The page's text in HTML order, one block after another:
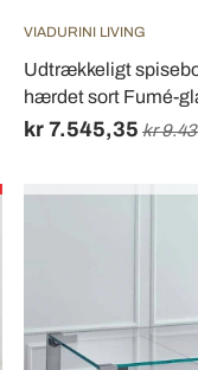
VIADURINI LIVING
Udtrækkeligt
hærdet sort Fumé-
kr 7.545,35 kr